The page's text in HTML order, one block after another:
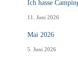
Ich hasse
11. Juni 2026
Mai 2026
5. Juni 2026